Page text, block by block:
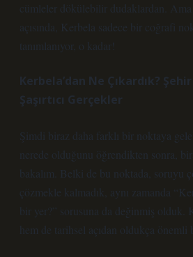
cümleler dökülebilir dudaklardan. Ama
açısında, Kerbela sadece bir coğrafi
tanımlanıyor, o kadar!
Kerbela’dan Ne Çıkardık?
Şaşırtıcı Gerçekler
Şimdi biraz daha farklı bir noktaya
nerede olduğunu öğrendikten sonra,
bakalım. Belki de bu noktada, soruyu
çözmekle kalmadık, aynı zamanda
bir yer?” sorusuna da değinmiş olduk.
hem de tarihsel açıdan oldukça önemli